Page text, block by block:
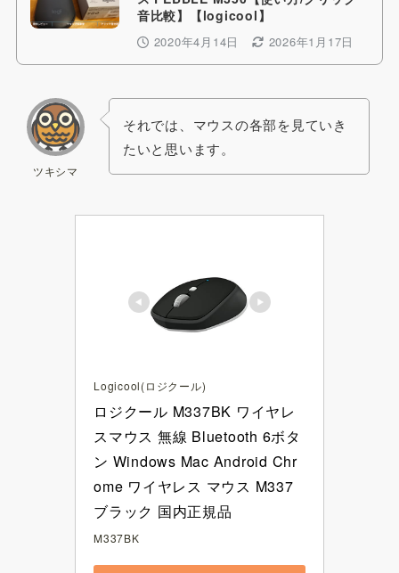
音比較】【logicool】
2020年4月14日 2026年1月17日
ツキシマ
それでは、マウスの各部を見ていき
たいと思います。
Logicool(ロジクール)
ロジクール M337BK ワイヤレ
スマウス 無線 Bluetooth 6ボタ
ン Windows Mac Android Chr
ome ワイヤレス マウス M337
ブラック 国内正規品
M337BK